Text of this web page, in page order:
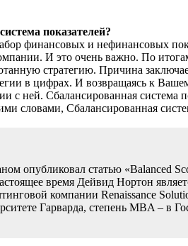
показателей?
финансовых и нефинансовых
И это очень важно. По
стратегию. Причина
в цифрах. И возвращаясь к
с ней. Сбалансированная система
словами, Сбалансированная
опубликовал статью «Balanced
время Дейвид Нортон
компании Renaissance
Гарварда, степень MBA – в